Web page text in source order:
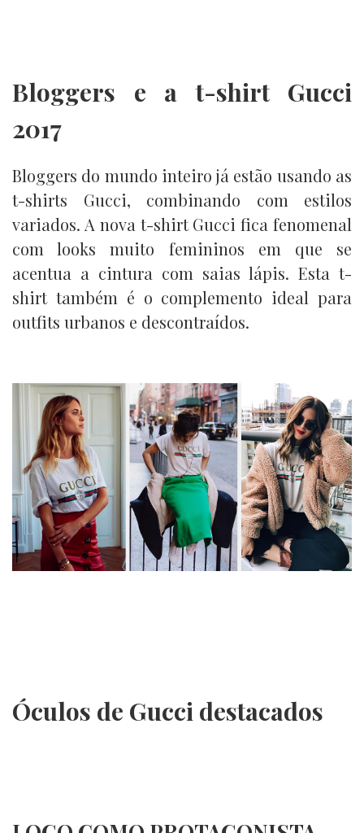
Bloggers e a t-shirt Gucci
2017
Bloggers do mundo inteiro já estão usando as
t-shirts Gucci, combinando com estilos
variados. A nova t-shirt Gucci fica fenomenal
com looks muito femininos em que se
acentua a cintura com saias lápis. Esta t-
shirt também é o complemento ideal para
outfits urbanos e descontraídos.
Óculos de Gucci destacados